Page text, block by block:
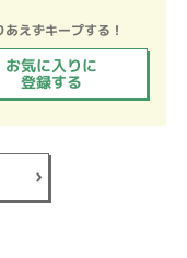
あえずキープする！
お気に入りに
登録する